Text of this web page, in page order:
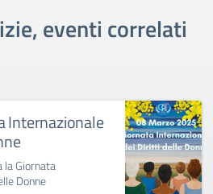
eventi correlati
Internazionale
la Giornata
Donne